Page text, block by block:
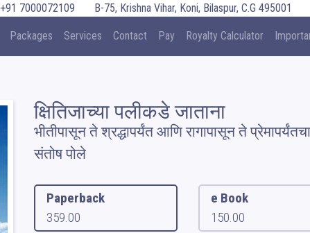
+91 7000072109 B-75, Krishna Vihar, Koni, Bilaspur, C.G 495001
Packages Services Contact Pay Royalty Calculator
क्षितिजाच्या पलीकडे जाताना
भीतीपासून ते श्रद्धापर्यंत आणि रागापासून ते
संतोष पोले
Paperback
359.00
e Book
150.00